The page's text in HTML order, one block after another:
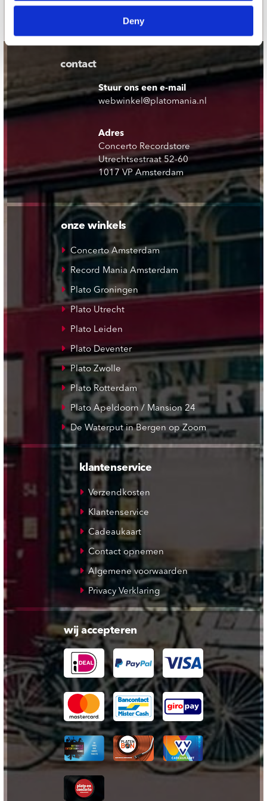
Deny
Schrijf je in
contact
Stuur ons een e-mail
webwinkel@platomania.nl
Adres
Concerto Recordstore
Utrechtsestraat 52-60
1017 VP Amsterdam
onze winkels
Concerto Amsterdam
Record Mania Amsterdam
Plato Groningen
Plato Utrecht
Plato Leiden
Plato Deventer
Plato Zwolle
Plato Rotterdam
Plato Apeldoorn / Mansion 24
De Waterput in Bergen op Zoom
klantenservice
Verzendkosten
Klantenservice
Cadeaukaart
Contact opnemen
Algemene voorwaarden
Privacy Verklaring
wij accepteren